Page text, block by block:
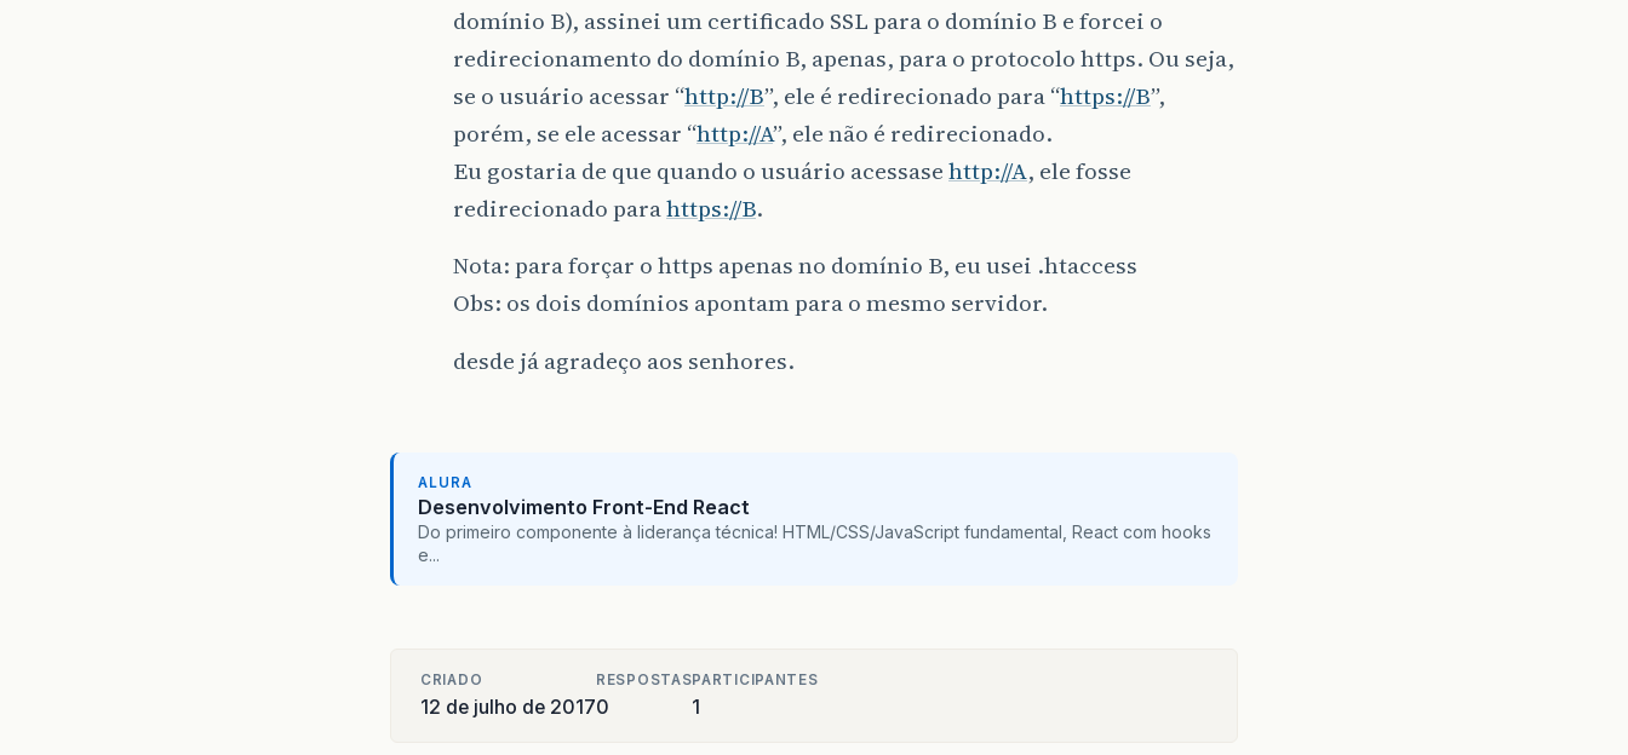
domínio B), assinei um certificado SSL para o domínio B e forcei o
redirecionamento do domínio B, apenas, para o protocolo https. Ou seja,
se o usuário acessar “http://B”, ele é redirecionado para “https://B”,
porém, se ele acessar “http://A”, ele não é redirecionado.
Eu gostaria de que quando o usuário acessasehttp://A, ele fosse
redirecionado parahttps://B.
Nota: para forçar o https apenas no domínio B, eu usei .htaccess
Obs: os dois domínios apontam para o mesmo servidor.
desde já agradeço aos senhores.
ALURA
Desenvolvimento Front-End React
Do primeiro componente à liderança técnica! HTML/CSS/JavaScript fundamental, React com hooks
e...
CRIADO
12 de julho de 2017
RESPOSTAS
0
PARTICIPANTES
1